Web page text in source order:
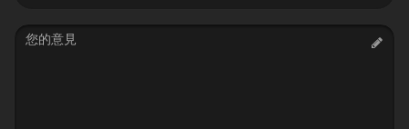
Message